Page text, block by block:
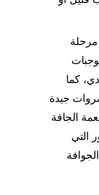
كما
جيدة
الجافة
التي